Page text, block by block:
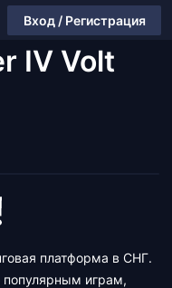
Вход / Регистрация
IV Volt
платформа в СНГ.
играм,